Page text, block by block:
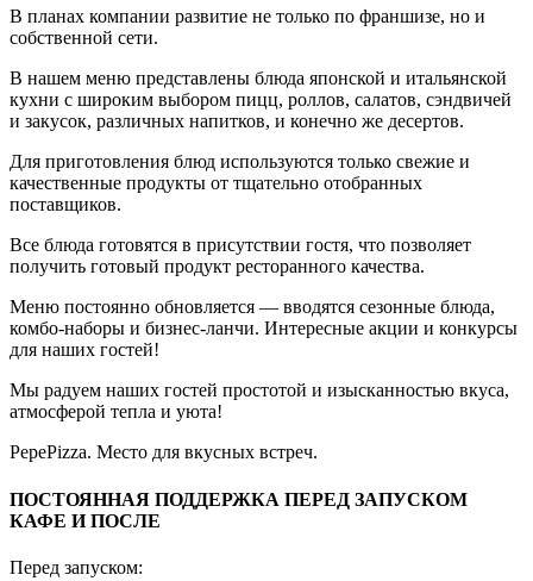
В планах компании развитие не только по франшизе, но и
собственной сети.
В нашем меню представлены блюда японской и итальянской
кухни с широким выбором пицц, роллов, салатов, сэндвичей
и закусок, различных напитков, и конечно же десертов.
Для приготовления блюд используются только свежие и
качественные продукты от тщательно отобранных
поставщиков.
Все блюда готовятся в присутствии гостя, что позволяет
получить готовый продукт ресторанного качества.
Меню постоянно обновляется — вводятся сезонные блюда,
комбо-наборы и бизнес-ланчи. Интересные акции и конкурсы
для наших гостей!
Мы радуем наших гостей простотой и изысканностью вкуса,
атмосферой тепла и уюта!
PepePizza. Место для вкусных встреч.
ПОСТОЯННАЯ ПОДДЕРЖКА ПЕРЕД ЗАПУСКОМ
КАФЕ И ПОСЛЕ
Перед запуском: